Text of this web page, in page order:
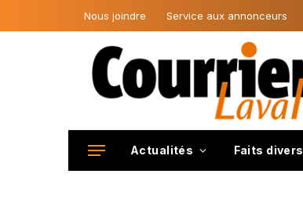
Nous joindre Service aux annonceurs
Actualités Faits divers